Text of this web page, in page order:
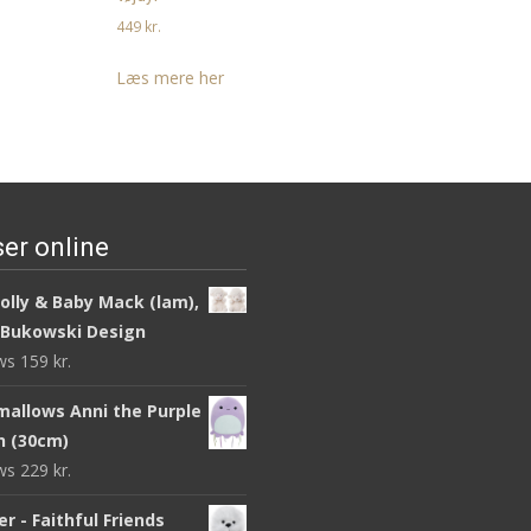
449 kr.
Læs mere her
online
& Baby Mack (lam),
Design
159 kr.
Anni the Purple
(30cm)
229 kr.
- Faithful Friends